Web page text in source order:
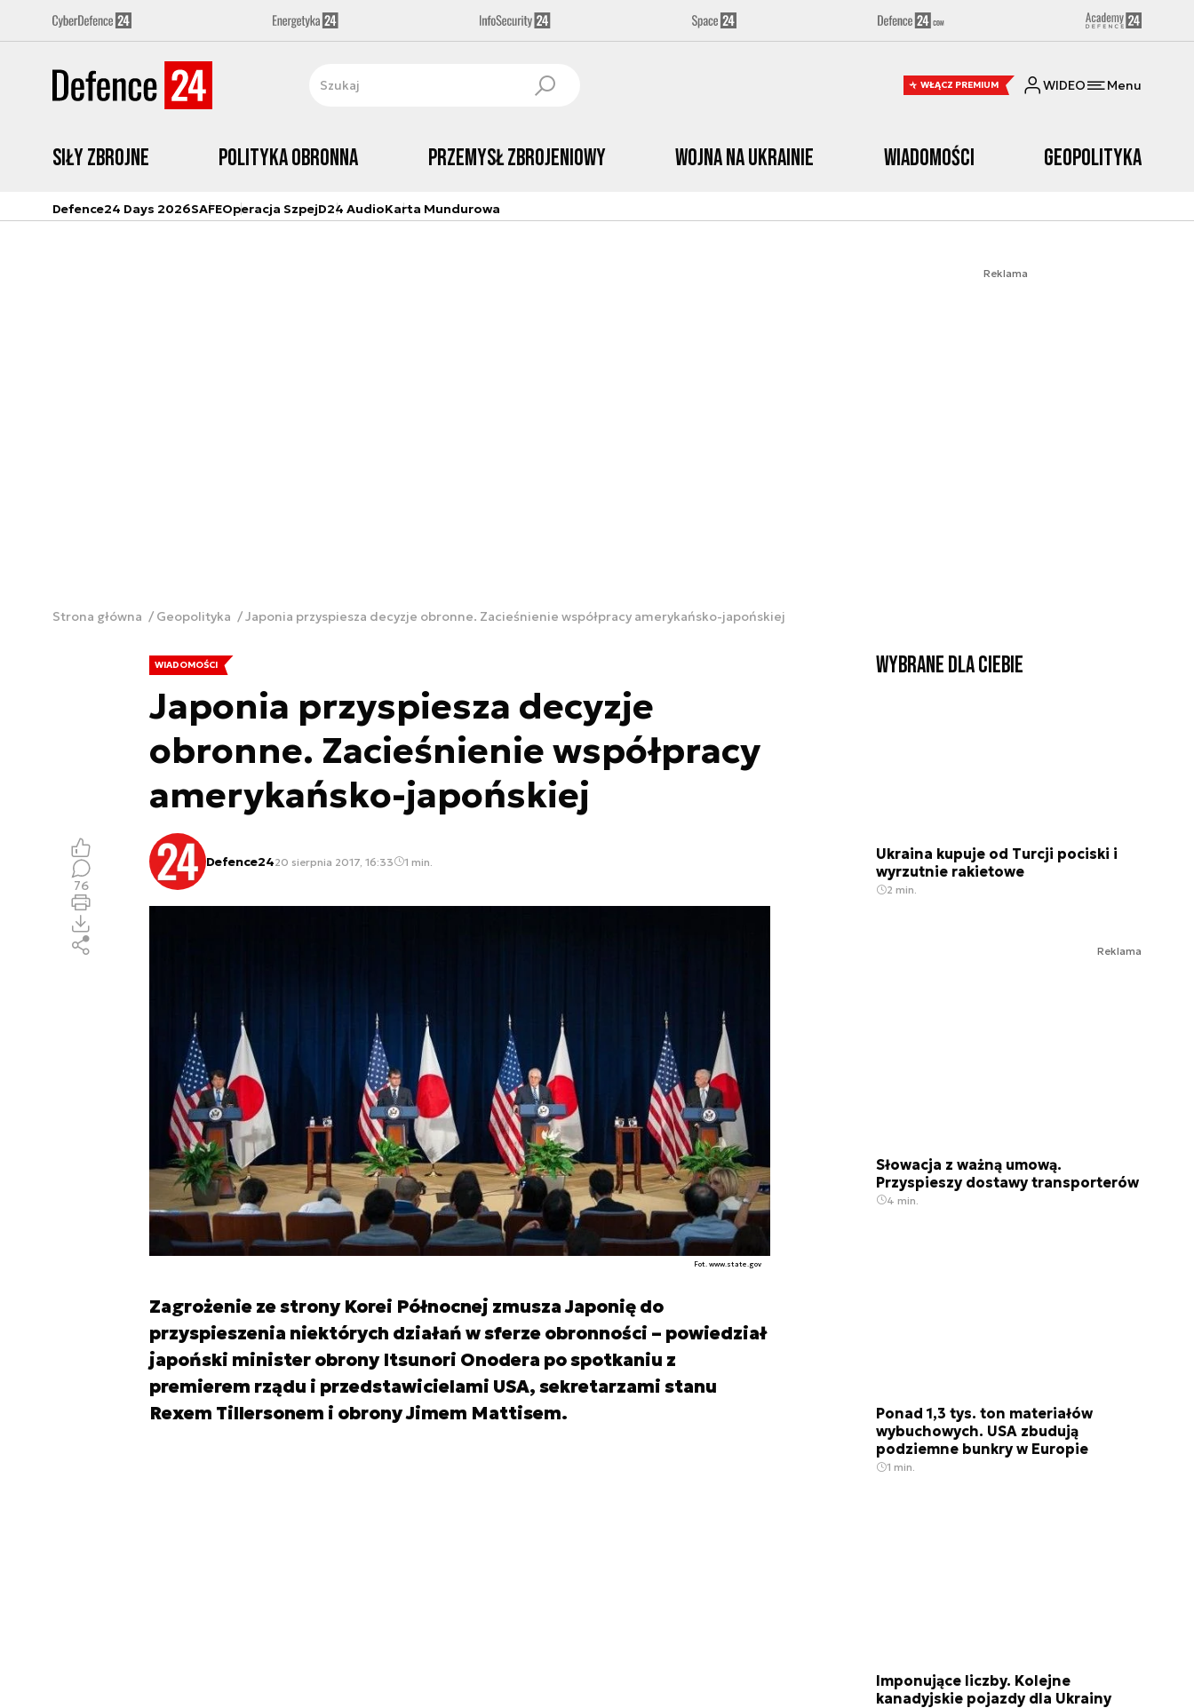
WŁĄCZ PREMIUM WIDEO Menu
Siły zbrojne Polityka obronna Przemysł Zbrojeniowy Wojna na Ukrainie Wiadomości Geopolityka
Defence24 Days 2026SAFEOperacja SzpejD24 AudioKarta Mundurowa
Reklama
Strona główna Geopolityka Japonia przyspiesza decyzje obronne. Zacieśnienie współpracy amerykańsko-japońskiej
WIADOMOŚCI
Japonia przyspiesza decyzje
obronne. Zacieśnienie współpracy
amerykańsko-japońskiej
Defence2420 sierpnia 2017, 16:33 1 min.
Fot. www.state.gov
Zagrożenie ze strony Korei Północnej zmusza Japonię do
przyspieszenia niektórych działań w sferze obronności – powiedział
japoński minister obrony Itsunori Onodera po spotkaniu z
premierem rządu i przedstawicielami USA, sekretarzami stanu
Rexem Tillersonem i obrony Jimem Mattisem.
76
Wybrane dla Ciebie
Ukraina kupuje od Turcji pociski i
wyrzutnie rakietowe
2 min.
Reklama
Słowacja z ważną umową.
Przyspieszy dostawy transporterów
4 min.
Ponad 1,3 tys. ton materiałów
wybuchowych. USA zbudują
podziemne bunkry w Europie
1 min.
Imponujące liczby. Kolejne
kanadyjskie pojazdy dla Ukrainy